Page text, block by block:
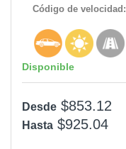
Código de velocidad:
Disponible
Desde $853.12
Hasta $925.04